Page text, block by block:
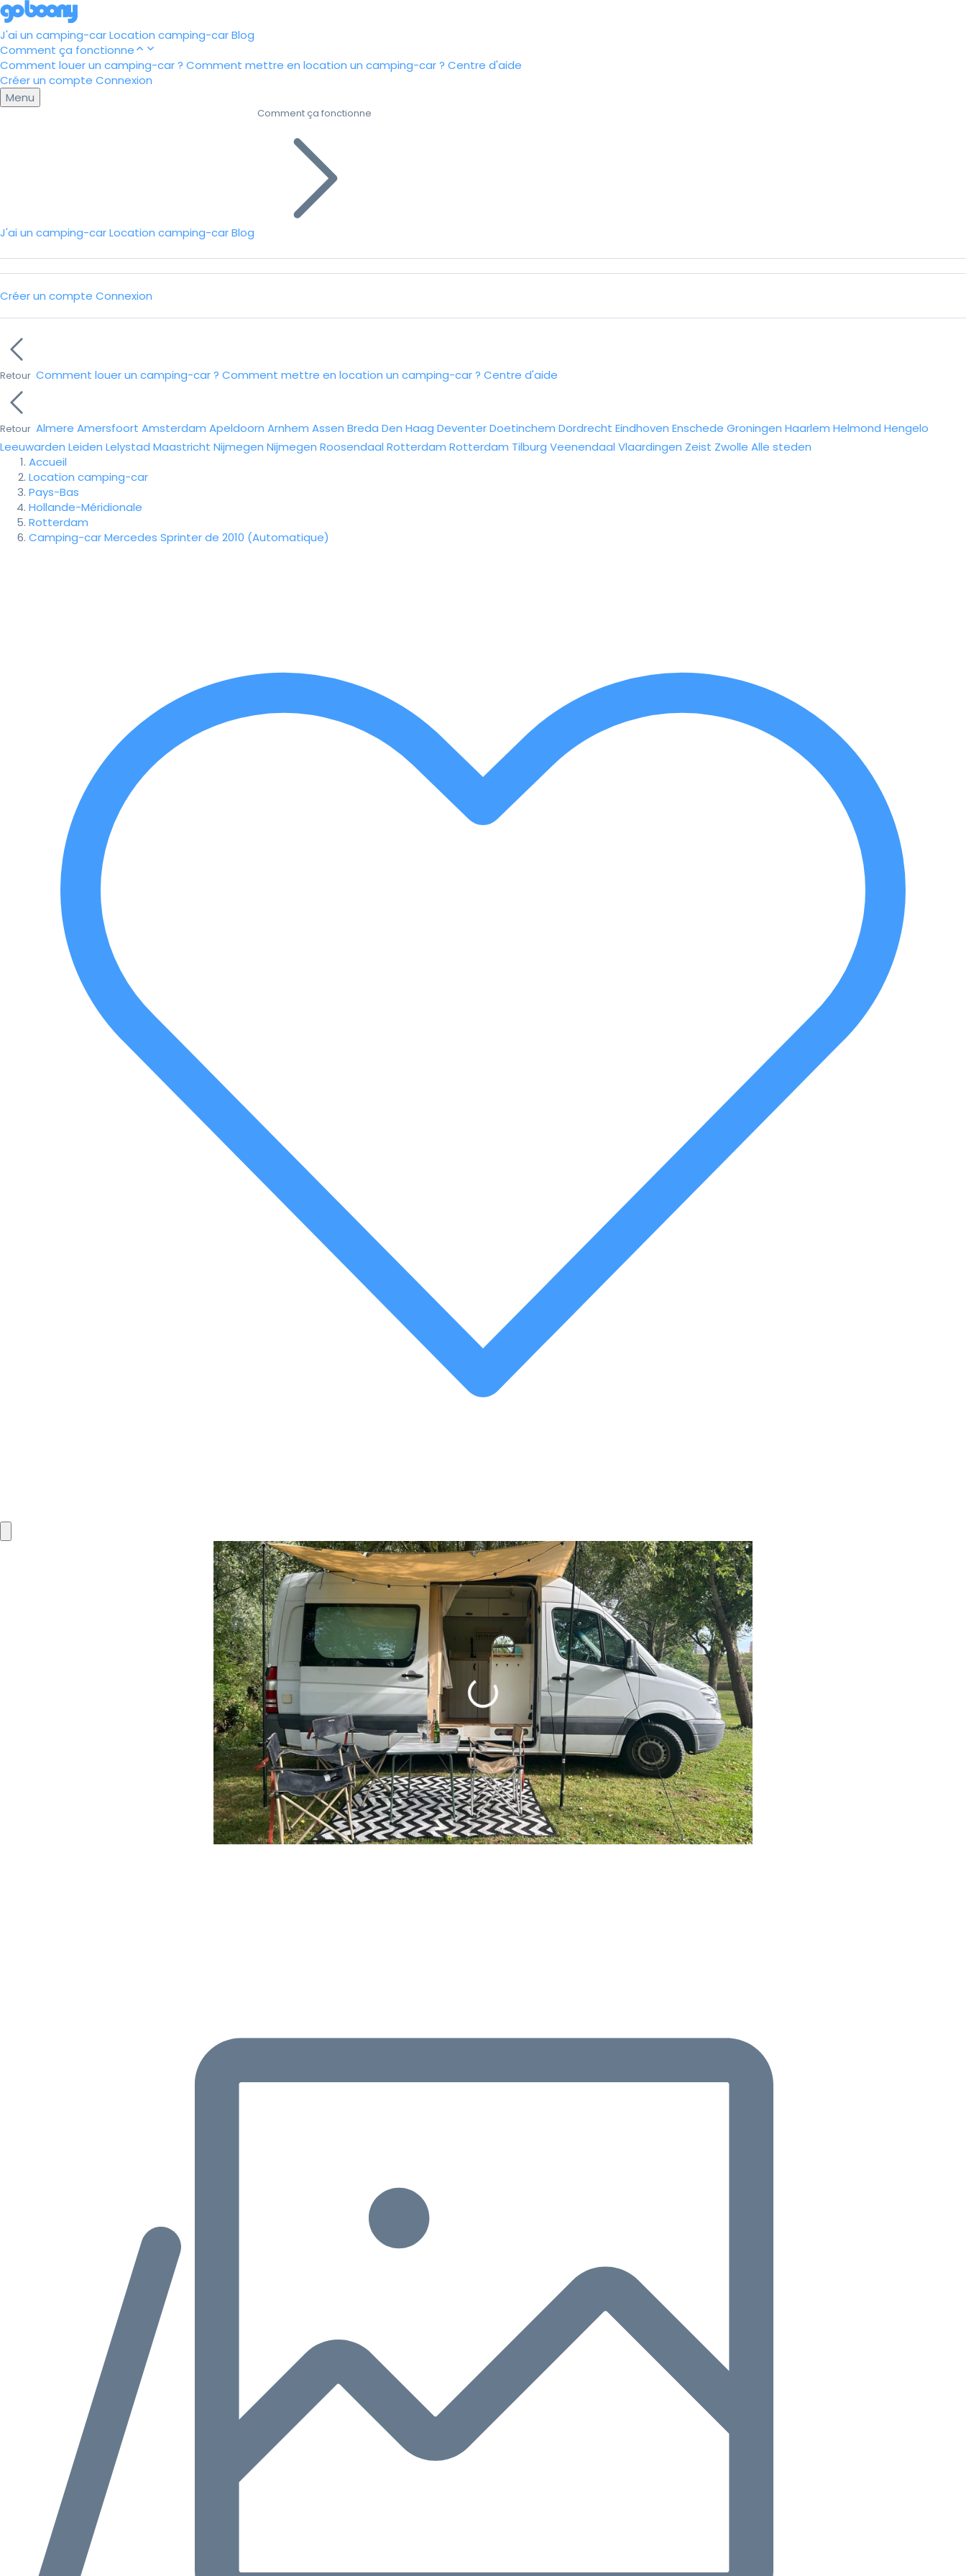
J'ai un camping-carLocation camping-carBlog
Comment ça fonctionne
Comment louer un camping-car ? Comment mettre en location un camping-car ? Centre d'aide
Créer un compte Connexion
Menu
J'ai un camping-carLocation camping-carBlog
Comment ça fonctionne
Créer un compte Connexion
Retour Comment louer un camping-car ? Comment mettre en location un camping-car ? Centre d'aide
Retour Almere Amersfoort Amsterdam Apeldoorn Arnhem Assen Breda Den Haag DeventerDoetinchem Dordrecht Eindhoven Enschede Groningen Haarlem Helmond Hengelo
Leeuwarden Leiden Lelystad Maastricht Nijmegen Nijmegen Roosendaal Rotterdam Rotterdam Tilburg Veenendaal Vlaardingen Zeist Zwolle Alle steden
Accueil
Location camping-car
Pays-Bas
Hollande-Méridionale
Rotterdam
Camping-car Mercedes Sprinter de 2010 (Automatique)